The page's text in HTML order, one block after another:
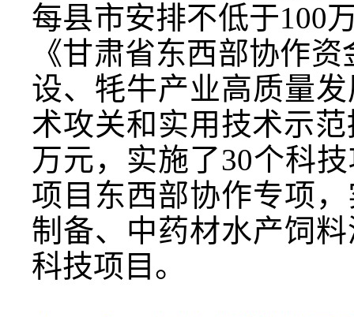
每县市安排不低于100
《甘肃省东西部协作
设、牦牛产业高质量
术攻关和实用技术示
万元，实施了30个科
项目东西部协作专项
制备、中药材水产饲
科技项目。